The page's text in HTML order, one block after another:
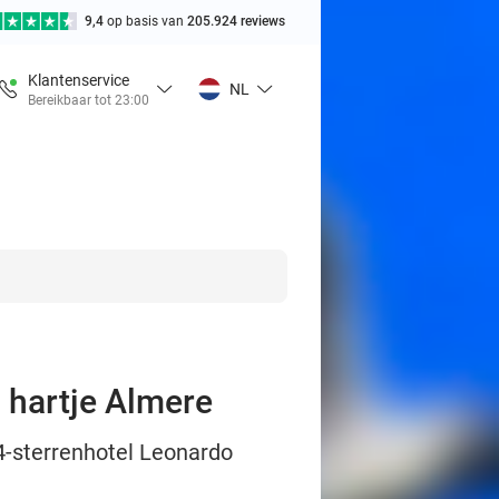
9,4 op basis van 205.924 reviews
Klantenservice
Bereikbaar tot 23:00
NL
hartje Almere
sterrenhotel Leonardo